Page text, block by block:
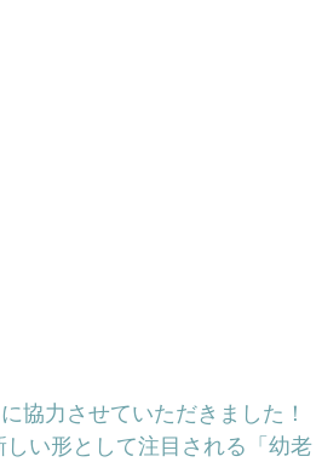
協力させていただきました！
しい形として注目される「幼老